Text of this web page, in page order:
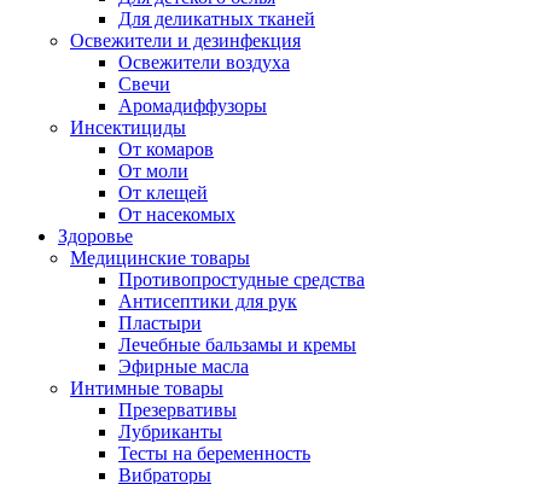
Для деликатных тканей
Освежители и дезинфекция
Освежители воздуха
Свечи
Аромадиффузоры
Инсектициды
От комаров
От моли
От клещей
От насекомых
Здоровье
Медицинские товары
Противопростудные средства
Антисептики для рук
Пластыри
Лечебные бальзамы и кремы
Эфирные масла
Интимные товары
Презервативы
Лубриканты
Тесты на беременность
Вибраторы